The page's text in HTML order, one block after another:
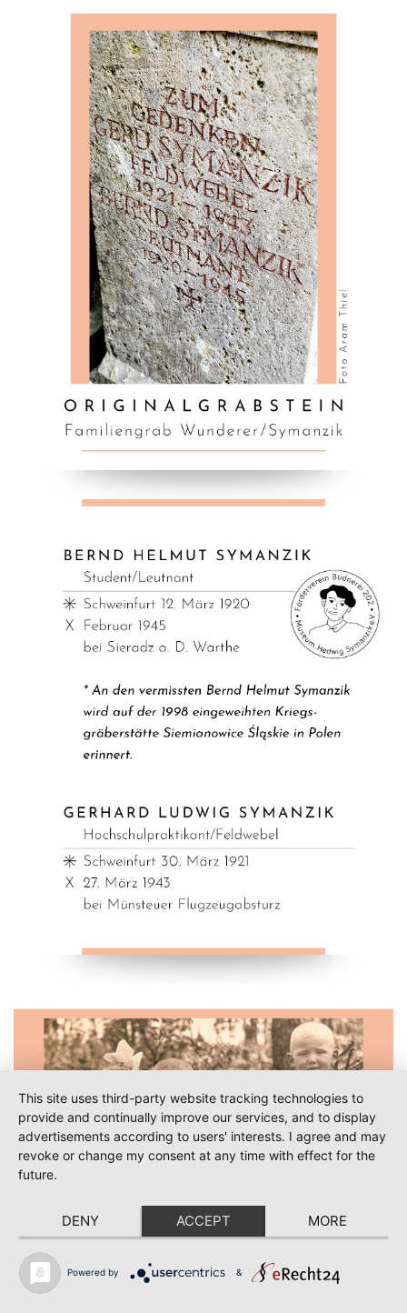
This site uses third-party website tracking technologies to
provide and continually improve our services, and to display
advertisements according to users' interests. I agree and may
revoke or change my consent at any time with effect for the
future.
DENY ACCEPT MORE
Powered by &